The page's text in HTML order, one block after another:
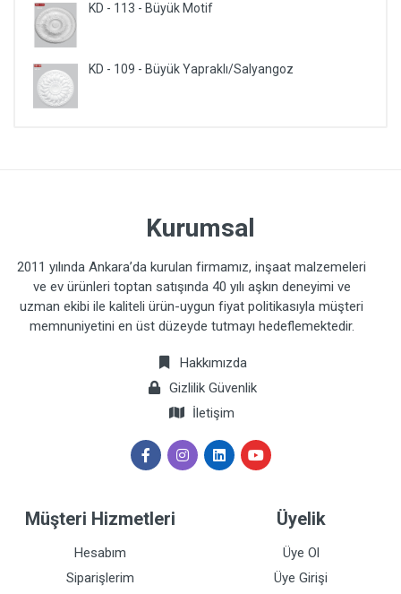
KD - 113 - Büyük Motif
KD - 109 - Büyük Yapraklı/Salyangoz
Kurumsal
2011 yılında Ankara’da kurulan firmamız, inşaat malzemeleri
ve ev ürünleri toptan satışında 40 yılı aşkın deneyimi ve
uzman ekibi ile kaliteli ürün-uygun fiyat politikasıyla müşteri
memnuniyetini en üst düzeyde tutmayı hedeflemektedir.
Hakkımızda
Gizlilik Güvenlik
İletişim
Müşteri Hizmetleri
Hesabım
Siparişlerim
Üyelik
Üye Ol
Üye Girişi